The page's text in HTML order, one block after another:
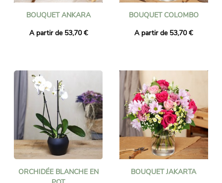
BOUQUET ANKARA
A partir de 53,70 €
BOUQUET COLOMBO
A partir de 53,70 €
ORCHIDÉE BLANCHE EN
BOUQUET JAKARTA